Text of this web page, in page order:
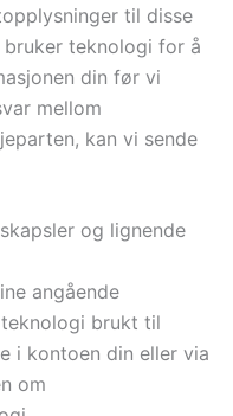
til disse
teknologi for å
din før vi
mellom
kan vi sende
og lignende
angående
brukt til
i kontoen din eller via
om